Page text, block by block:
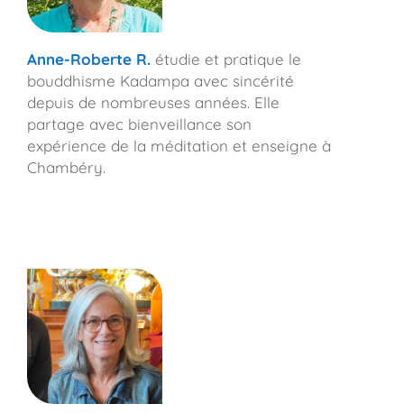
Anne-Roberte R.étudie et pratique le
bouddhisme Kadampa avec sincérité
depuis de nombreuses années. Elle
partage avec bienveillance son
expérience de la méditation et enseigne à
Chambéry.